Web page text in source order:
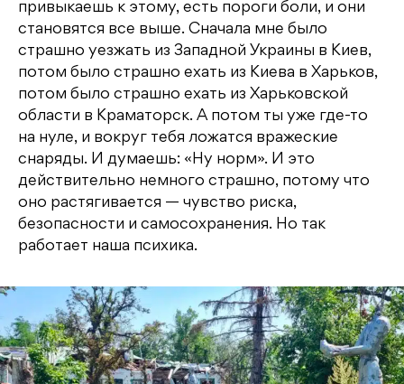
привыкаешь к этому, есть пороги боли, и они
становятся все выше. Сначала мне было
страшно уезжать из Западной Украины в Киев,
потом было страшно ехать из Киева в Харьков,
потом было страшно ехать из Харьковской
области в Краматорск. А потом ты уже где-то
на нуле, и вокруг тебя ложатся вражеские
снаряды. И думаешь: «Ну норм». И это
действительно немного страшно, потому что
оно растягивается — чувство риска,
безопасности и самосохранения. Но так
работает наша психика.